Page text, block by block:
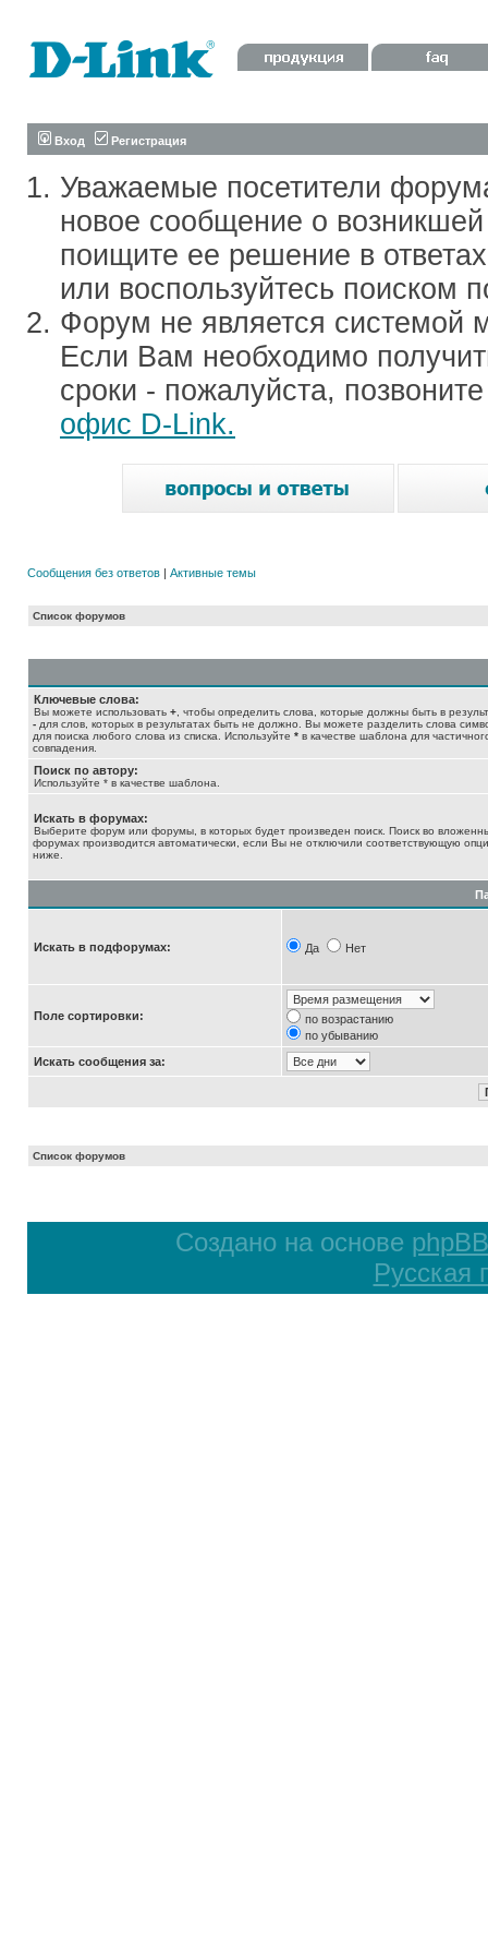
Вход Регистрация
Уважаемые посетители
новое сообщение о
поищите ее решение в
или воспользуйтесь поиском
Форум не является системой
Если Вам необходимо
сроки - пожалуйста,
офис D-Link.
Сообщения без ответов | Активные темы
Список форумов
Ключевые слова:
Вы можете использовать + , чтобы определить слова, которые должны быть в
- для слов, которых в результатах быть не должно. Вы можете разделить слова
для поиска любого слова из списка. Используйте * в качестве шаблона для
совпадения.
Поиск по автору:
Используйте * в качестве шаблона.
Искать в форумах:
Выберите форум или форумы, в которых будет произведен поиск. Поиск во
форумах производится автоматически, если Вы не отключили соответствующую
ниже.
Искать в подфорумах: Да Нет
Поле сортировки:
по возрастанию
по убыванию
Искать сообщения за:
Список форумов
Создано на основе phpBB
Русская